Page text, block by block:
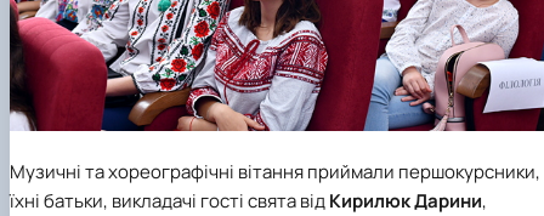
Музичні та хореографічні вітання приймали першокурсники,
їхні батьки, викладачі гості свята відКирилюк Дарини,